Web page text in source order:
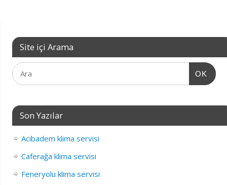
Site içi Arama
OK
Son Yazılar
Acıbadem klima servisi
Caferağa klima servisi
Feneryolu klima servisi